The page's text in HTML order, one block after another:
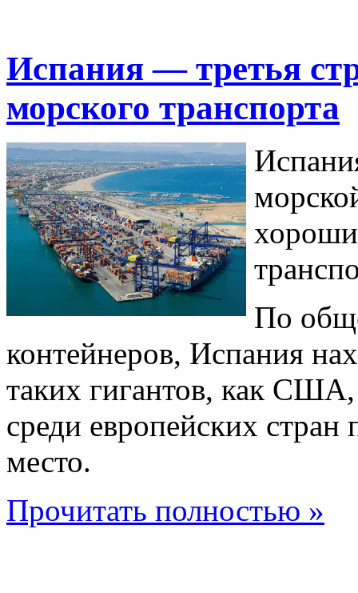
Испания — третья
морского транспорта
По
контейнеров, Испания
таких гигантов, как
среди европейских
место.
Прочитать полностью »